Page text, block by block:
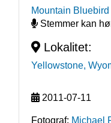
Mountain Bluebird
Stemmer kan
Lokalitet:
Yellowstone,
2011-07-11
Fotograf: Michael